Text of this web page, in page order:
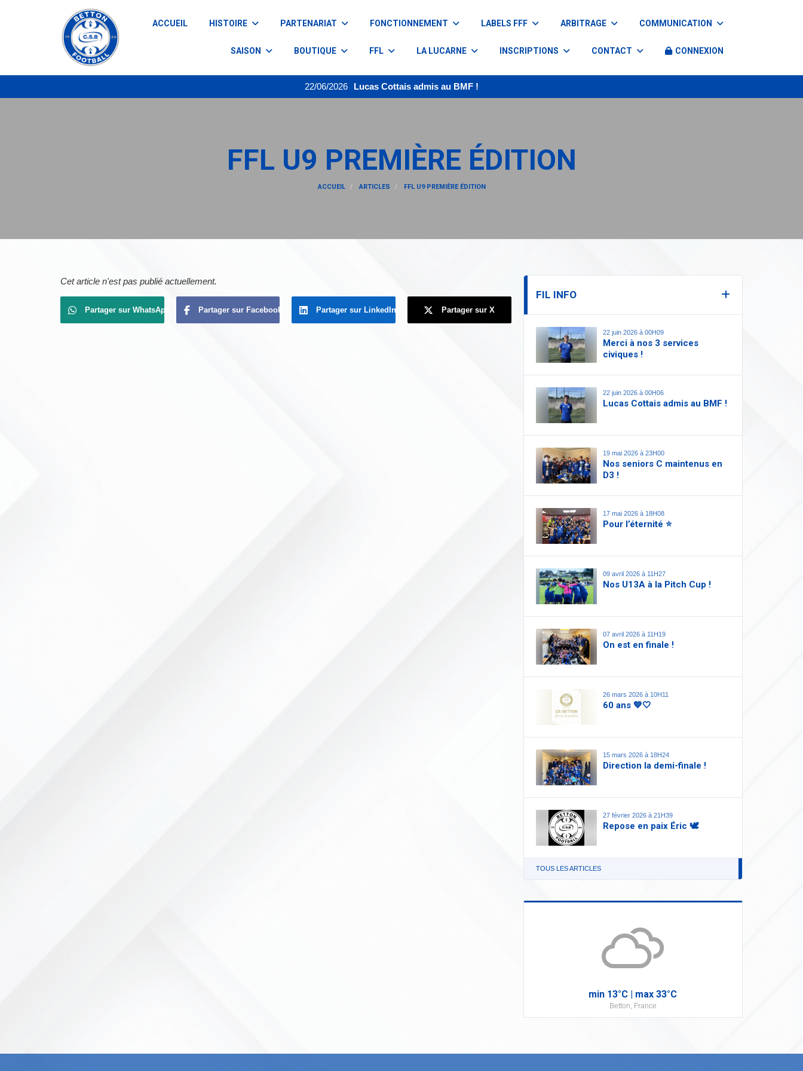
ACCUEIL HISTOIRE PARTENARIAT FONCTIONNEMENT LABELS FFF ARBITRAGE COMMUNICATION
SAISON BOUTIQUE FFL LA LUCARNE INSCRIPTIONS CONTACT CONNEXION
22/06/2026 Lucas Cottais admis au BMF !
FFL U9 PREMIÈRE ÉDITION
ACCUEIL ARTICLES FFL U9 PREMIÈRE ÉDITION
Cet article n'est pas publié actuellement.
Partager sur WhatsApp Partager sur Facebook Partager sur LinkedIn Partager sur X
FIL INFO
22 juin 2026 à 00H09
Merci à nos 3 services
civiques !
22 juin 2026 à 00H06
Lucas Cottais admis au BMF !
19 mai 2026 à 23H00
Nos seniors C maintenus en
D3 !
17 mai 2026 à 18H08
Pour l’éternité ⭐️
09 avril 2026 à 11H27
Nos U13A à la Pitch Cup !
07 avril 2026 à 11H19
On est en finale !
26 mars 2026 à 10H11
60 ans 💙🤍
15 mars 2026 à 18H24
Direction la demi-finale !
27 février 2026 à 21H39
Repose en paix Éric 🕊️
TOUS LES ARTICLES
min 13°C | max33°C
Betton, France
Panneau de gestion des cookies